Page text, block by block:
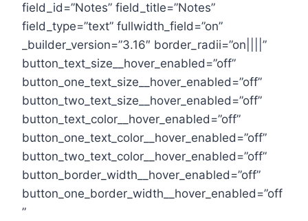
field_id=”Notes” field_title=”Notes”
field_type=”text” fullwidth_field=”on”
_builder_version=”3.16″ border_radii=”on||||”
button_text_size__hover_enabled=”off”
button_one_text_size__hover_enabled=”off”
button_two_text_size__hover_enabled=”off”
button_text_color__hover_enabled=”off”
button_one_text_color__hover_enabled=”off”
button_two_text_color__hover_enabled=”off”
button_border_width__hover_enabled=”off”
button_one_border_width__hover_enabled=”off
”